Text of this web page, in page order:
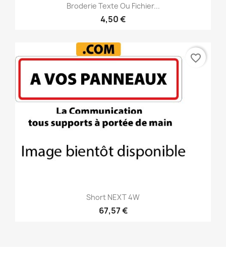
Broderie Texte Ou Fichier...
4,50 €
Short NEXT 4W
67,57 €
favorite_border